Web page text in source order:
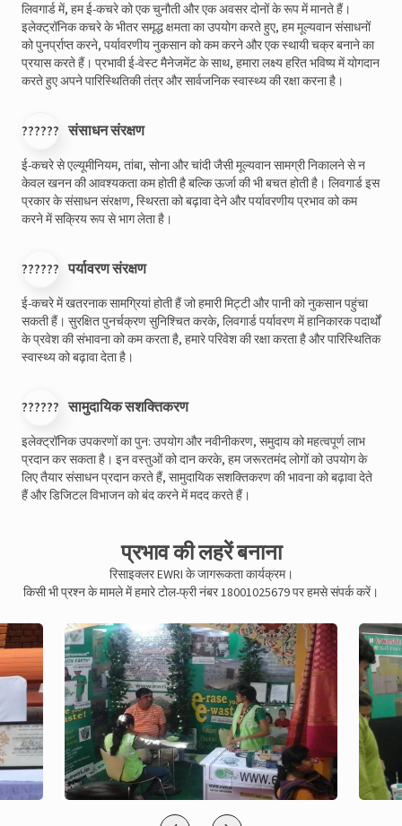
लिवगार्ड में, हम ई-कचरे को एक चुनौती और एक अवसर दोनों के रूप में मानते हैं।
इलेक्ट्रॉनिक कचरे के भीतर समृद्ध क्षमता का उपयोग करते हुए, हम मूल्यवान संसाधनों
को पुनर्प्राप्त करने, पर्यावरणीय नुकसान को कम करने और एक स्थायी चक्र बनाने का
प्रयास करते हैं। प्रभावी ई-वेस्ट मैनेजमेंट के साथ, हमारा लक्ष्य हरित भविष्य में योगदान
करते हुए अपने पारिस्थितिकी तंत्र और सार्वजनिक स्वास्थ्य की रक्षा करना है।
?????? संसाधन संरक्षण
ई-कचरे से एल्यूमीनियम, तांबा, सोना और चांदी जैसी मूल्यवान सामग्री निकालने से न
केवल खनन की आवश्यकता कम होती है बल्कि ऊर्जा की भी बचत होती है। लिवगार्ड इस
प्रकार के संसाधन संरक्षण, स्थिरता को बढ़ावा देने और पर्यावरणीय प्रभाव को कम
करने में सक्रिय रूप से भाग लेता है।
?????? पर्यावरण संरक्षण
ई-कचरे में खतरनाक सामग्रियां होती हैं जो हमारी मिट्टी और पानी को नुकसान पहुंचा
सकती हैं। सुरक्षित पुनर्चक्रण सुनिश्चित करके, लिवगार्ड पर्यावरण में हानिकारक पदार्थों
के प्रवेश की संभावना को कम करता है, हमारे परिवेश की रक्षा करता है और पारिस्थितिक
स्वास्थ्य को बढ़ावा देता है।
?????? सामुदायिक सशक्तिकरण
इलेक्ट्रॉनिक उपकरणों का पुन: उपयोग और नवीनीकरण, समुदाय को महत्वपूर्ण लाभ
प्रदान कर सकता है। इन वस्तुओं को दान करके, हम जरूरतमंद लोगों को उपयोग के
लिए तैयार संसाधन प्रदान करते हैं, सामुदायिक सशक्तिकरण की भावना को बढ़ावा देते
हैं और डिजिटल विभाजन को बंद करने में मदद करते हैं।
प्रभाव की लहरें बनाना
रिसाइक्लर EWRI के जागरूकता कार्यक्रम।
किसी भी प्रश्न के मामले में हमारे टोल-फ्री नंबर 18001025679 पर हमसे संपर्क करें।